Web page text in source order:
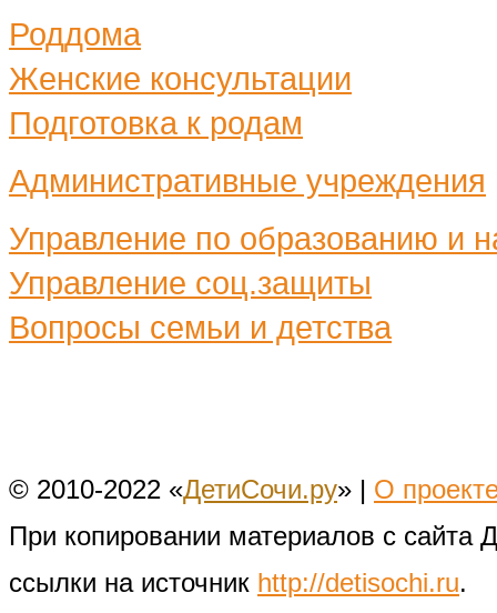
Роддома
Женские консультации
Подготовка к родам
Административные учреждения
Управление по образованию и
Управление соц.защиты
Вопросы семьи и детства
© 2010-2022 «ДетиСочи.ру» | О
При копировании материалов с сайта
ссылки на источник http://detisochi.ru.